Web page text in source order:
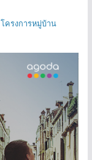
โครงการหมู่บ้าน